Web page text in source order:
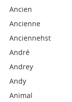
Ancien
Ancienne
Anciennehst
André
Andrey
Andy
Animal